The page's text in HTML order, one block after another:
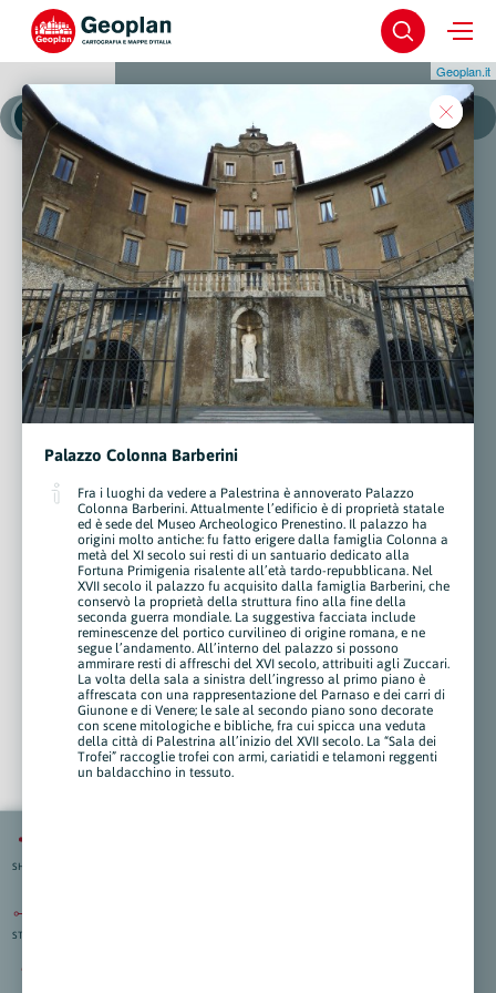
Geoplan.it
Palazzo Colonna Barberini
Fra i luoghi da vedere a Palestrina è annoverato Palazzo
Colonna Barberini. Attualmente l’edificio è di proprietà statale
ed è sede del Museo Archeologico Prenestino. Il palazzo ha
origini molto antiche: fu fatto erigere dalla famiglia Colonna a
metà del XI secolo sui resti di un santuario dedicato alla
Fortuna Primigenia risalente all’età tardo-repubblicana. Nel
XVII secolo il palazzo fu acquisito dalla famiglia Barberini, che
conservò la proprietà della struttura fino alla fine della
seconda guerra mondiale. La suggestiva facciata include
reminescenze del portico curvilineo di origine romana, e ne
segue l’andamento. All’interno del palazzo si possono
ammirare resti di affreschi del XVI secolo, attribuiti agli Zuccari.
La volta della sala a sinistra dell’ingresso al primo piano è
affrescata con una rappresentazione del Parnaso e dei carri di
Giunone e di Venere; le sale al secondo piano sono decorate
con scene mitologiche e bibliche, fra cui spicca una veduta
della città di Palestrina all’inizio del XVII secolo. La “Sala dei
Trofei” raccoglie trofei con armi, cariatidi e telamoni reggenti
un baldacchino in tessuto.
SHARE
STRAD.
Comune Centro Storico